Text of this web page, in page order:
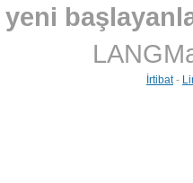
İrtibat-